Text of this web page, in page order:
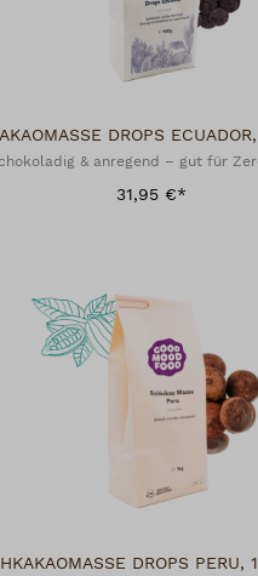
DROPS
& anregend – gut für
31,95 €*
DROPS PERU,